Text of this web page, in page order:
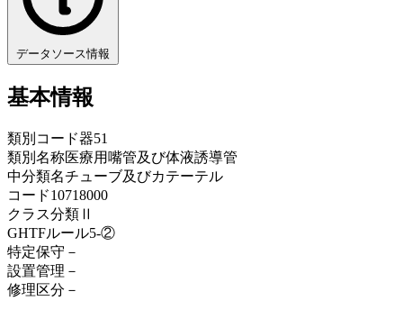
データソース情報
基本情報
類別コード器51
類別名称医療用嘴管及び体液誘導管
中分類名チューブ及びカテーテル
コード10718000
クラス分類 Ⅱ
GHTFルール5-②
特定保守 －
設置管理 －
修理区分 －